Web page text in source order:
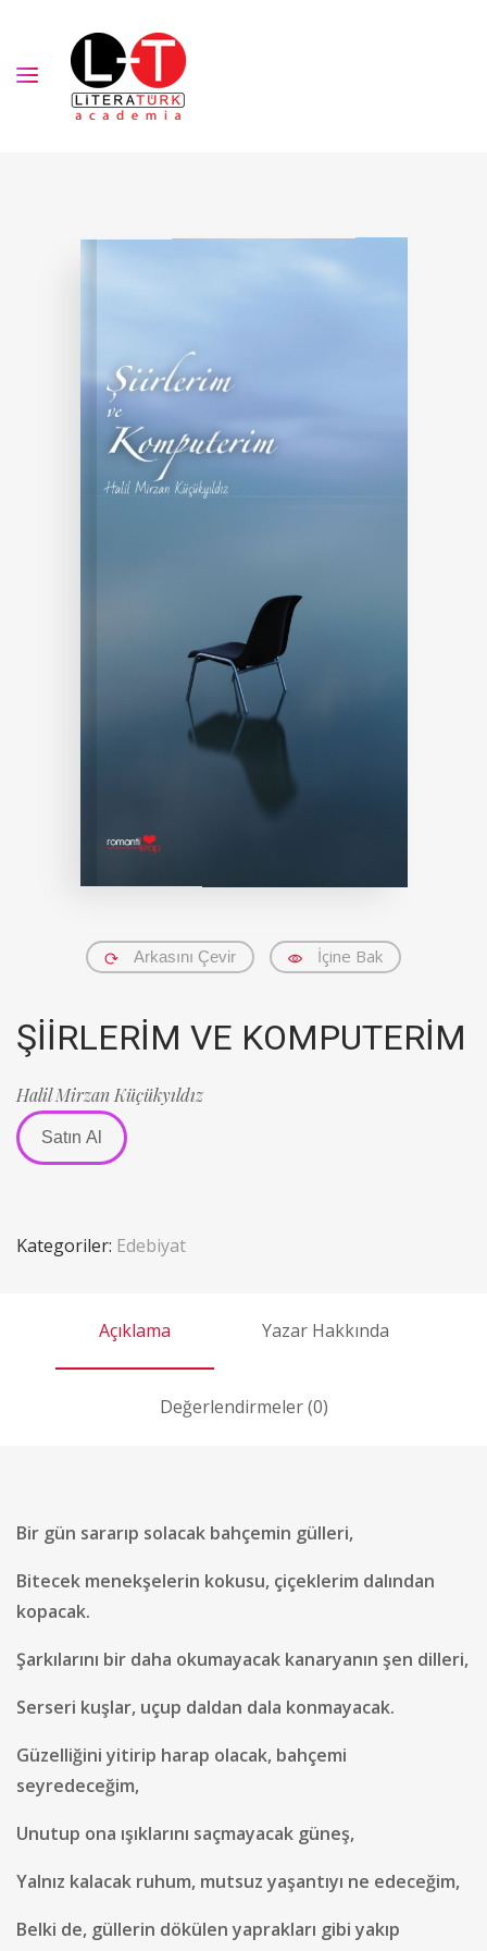
Arkasını Çevir İçine Bak
ŞİİRLERİM VE KOMPUTERİM
Halil Mirzan Küçükyıldız
Satın Al
Kategoriler: Edebiyat
Açıklama Yazar Hakkında
Değerlendirmeler (0)
Bir gün sararıp solacak bahçemin gülleri,
Bitecek menekşelerin kokusu, çiçeklerim dalından
kopacak.
Şarkılarını bir daha okumayacak kanaryanın şen dilleri,
Serseri kuşlar, uçup daldan dala konmayacak.
Güzelliğini yitirip harap olacak, bahçemi
seyredeceğim,
Unutup ona ışıklarını saçmayacak güneş,
Yalnız kalacak ruhum, mutsuz yaşantıyı ne edeceğim,
Belki de, güllerin dökülen yaprakları gibi yakıp